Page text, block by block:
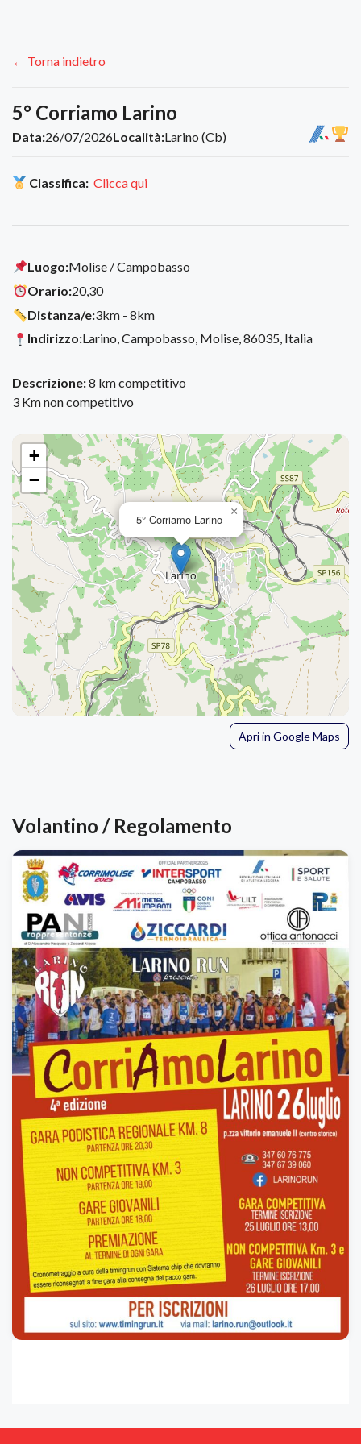
← Torna indietro
5° Corriamo Larino
Data:26/07/2026Località:Larino (Cb)
Classifica: Clicca qui
Luogo:Molise / Campobasso
Orario:20,30
Distanza/e:3km - 8km
Indirizzo:Larino, Campobasso, Molise, 86035, Italia
Descrizione:8 km competitivo
3 Km non competitivo
5° Corriamo Larino
×
+
−
Apri in Google Maps
Volantino / Regolamento